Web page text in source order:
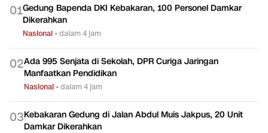
01Gedung Bapenda DKI Kebakaran, 100 Personel Damkar
Dikerahkan
Nasional •dalam 4 jam
02Ada 995 Senjata di Sekolah, DPR Curiga Jaringan
Manfaatkan Pendidikan
Nasional •dalam 4 jam
03Kebakaran Gedung di Jalan Abdul Muis Jakpus, 20 Unit
Damkar Dikerahkan